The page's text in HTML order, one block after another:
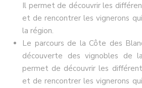
Il permet de découvrir les
et de rencontrer les vignerons
la région.
Le parcours de la Côte des
découverte des vignobles de
permet de découvrir les
et de rencontrer les vignerons